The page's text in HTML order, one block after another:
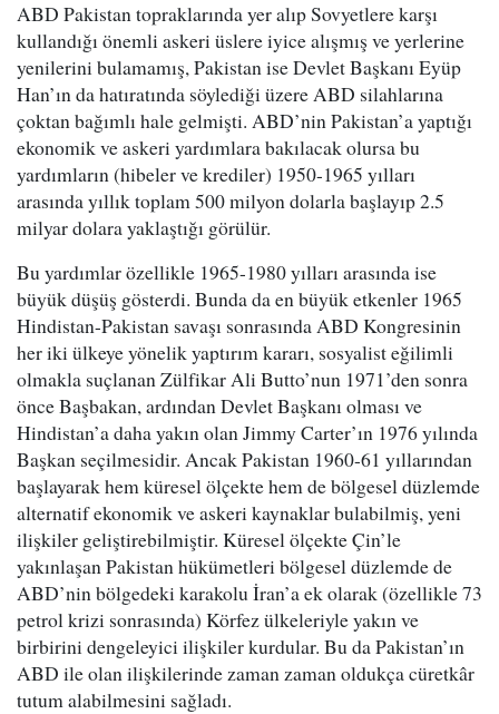
ABD Pakistan topraklarında yer alıp Sovyetlere karşı
kullandığı önemli askeri üslere iyice alışmış ve yerlerine
yenilerini bulamamış, Pakistan ise Devlet Başkanı Eyüp
Han’ın da hatıratında söylediği üzere ABD silahlarına
çoktan bağımlı hale gelmişti. ABD’nin Pakistan’a yaptığı
ekonomik ve askeri yardımlara bakılacak olursa bu
yardımların (hibeler ve krediler) 1950-1965 yılları
arasında yıllık toplam 500 milyon dolarla başlayıp 2.5
milyar dolara yaklaştığı görülür.
Bu yardımlar özellikle 1965-1980 yılları arasında ise
büyük düşüş gösterdi. Bunda da en büyük etkenler 1965
Hindistan-Pakistan savaşı sonrasında ABD Kongresinin
her iki ülkeye yönelik yaptırım kararı, sosyalist eğilimli
olmakla suçlanan Zülfikar Ali Butto’nun 1971’den sonra
önce Başbakan, ardından Devlet Başkanı olması ve
Hindistan’a daha yakın olan Jimmy Carter’ın 1976 yılında
Başkan seçilmesidir. Ancak Pakistan 1960-61 yıllarından
başlayarak hem küresel ölçekte hem de bölgesel düzlemde
alternatif ekonomik ve askeri kaynaklar bulabilmiş, yeni
ilişkiler geliştirebilmiştir. Küresel ölçekte Çin’le
yakınlaşan Pakistan hükümetleri bölgesel düzlemde de
ABD’nin bölgedeki karakolu İran’a ek olarak (özellikle 73
petrol krizi sonrasında) Körfez ülkeleriyle yakın ve
birbirini dengeleyici ilişkiler kurdular. Bu da Pakistan’ın
ABD ile olan ilişkilerinde zaman zaman oldukça cüretkâr
tutum alabilmesini sağladı.